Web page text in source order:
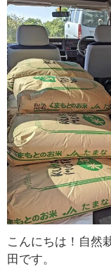
こんにちは！自然
田です。